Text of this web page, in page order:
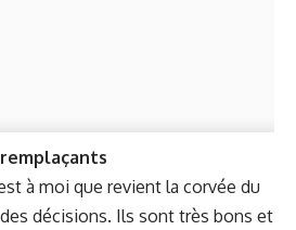
à moi que revient la corvée du
décisions. Ils sont très bons et